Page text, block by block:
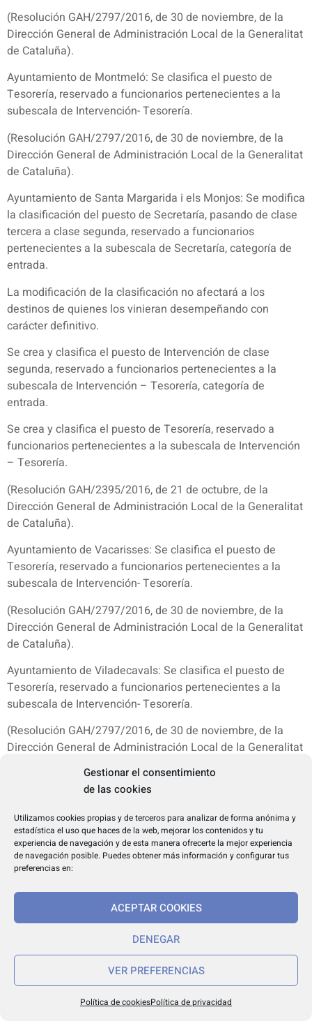
Gestionar el consentimiento
de las cookies
Utilizamos cookies propias y de terceros para analizar de forma anónima y
estadística el uso que haces de la web, mejorar los contenidos y tu
experiencia de navegación y de esta manera ofrecerte la mejor experiencia
de navegación posible. Puedes obtener más información y configurar tus
preferencias en:
ACEPTAR COOKIES
DENEGAR
VER PREFERENCIAS
Política de cookiesPolítica de privacidad
(Resolución GAH/2797/2016, de 30 de noviembre, de la
Dirección General de Administración Local de la Generalitat
de Cataluña).
Ayuntamiento de Montmeló: Se clasifica el puesto de
Tesorería, reservado a funcionarios pertenecientes a la
subescala de Intervención- Tesorería.
(Resolución GAH/2797/2016, de 30 de noviembre, de la
Dirección General de Administración Local de la Generalitat
de Cataluña).
Ayuntamiento de Santa Margarida i els Monjos: Se modifica
la clasificación del puesto de Secretaría, pasando de clase
tercera a clase segunda, reservado a funcionarios
pertenecientes a la subescala de Secretaría, categoría de
entrada.
La modificación de la clasificación no afectará a los
destinos de quienes los vinieran desempeñando con
carácter definitivo.
Se crea y clasifica el puesto de Intervención de clase
segunda, reservado a funcionarios pertenecientes a la
subescala de Intervención – Tesorería, categoría de
entrada.
Se crea y clasifica el puesto de Tesorería, reservado a
funcionarios pertenecientes a la subescala de Intervención
– Tesorería.
(Resolución GAH/2395/2016, de 21 de octubre, de la
Dirección General de Administración Local de la Generalitat
de Cataluña).
Ayuntamiento de Vacarisses: Se clasifica el puesto de
Tesorería, reservado a funcionarios pertenecientes a la
subescala de Intervención- Tesorería.
(Resolución GAH/2797/2016, de 30 de noviembre, de la
Dirección General de Administración Local de la Generalitat
de Cataluña).
Ayuntamiento de Viladecavals: Se clasifica el puesto de
Tesorería, reservado a funcionarios pertenecientes a la
subescala de Intervención- Tesorería.
(Resolución GAH/2797/2016, de 30 de noviembre, de la
Dirección General de Administración Local de la Generalitat
Provincia de Girona:
Ayuntamiento de Olot: Se modifica la clasificación del
puesto de colaboración de Vicesecretaría, pasando de clase
segunda a clase primera, reservado a funcionarios
pertenecientes a la subescala de Secretaría, categoría
La modificación de la clasificación no afectará a los
destinos de quienes los vinieran desempeñando con
(Resolución GAH/2945/2016, de 16 de diciembre, de la
Dirección General de Administración Local de la Generalitat